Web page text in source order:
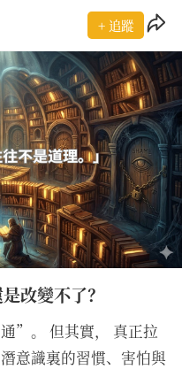
+ 追蹤
改變不了？
”。 但其實， 真正拉
意識裏的習慣、害怕與